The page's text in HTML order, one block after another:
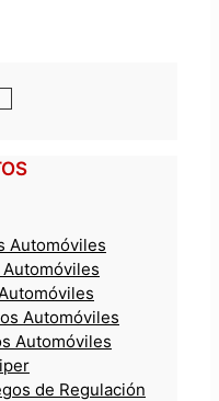
Automóviles
Automóviles
Automóviles
de Regulación